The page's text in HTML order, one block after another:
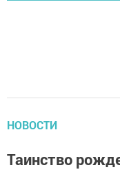
НОВОСТИ
Таинство